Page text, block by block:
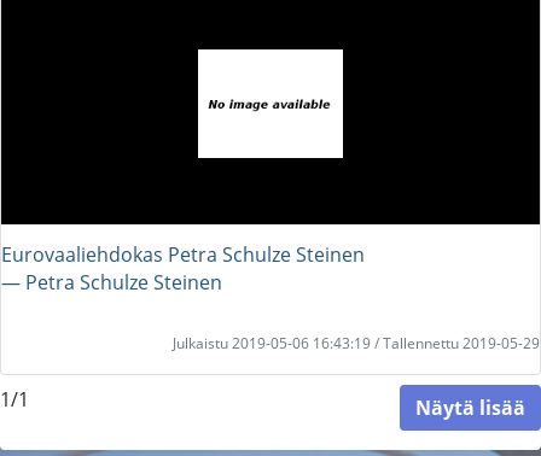
Eurovaaliehdokas Petra Schulze Steinen
― Petra Schulze Steinen
Julkaistu 2019-05-06 16:43:19 / Tallennettu 2019-05-29
1/1 Näytä lisää